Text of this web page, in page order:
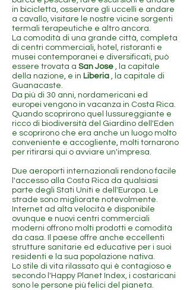
in bicicletta, osservare gli uccelli e andare
a cavallo, visitare le nostre vicine sorgenti
termali terapeutiche e altro ancora.
La comodità di una grande città, completa
di centri commerciali, hotel, ristoranti e
musei contemporanei e diversificati, può
essere trovata a San Jose , la capitale
della nazione, e in Liberia , la capitale di
Guanacaste.
Da più di 30 anni, nordamericani ed
europei vengono in vacanza in Costa Rica.
Quando scoprirono quel lussureggiante e
ricco di biodiversità del Giardino dell'Eden
e scoprirono che era anche un luogo molto
conveniente e accogliente, molti tornarono
per ritirarsi qui o avviare un'impresa.
Due aeroporti internazionali rendono facile
l'accesso alla Costa Rica da qualsiasi
parte degli Stati Uniti e dell'Europa. Le
strade sono migliorate notevolmente.
Internet ad alta velocità è disponibile
ovunque e nuovi centri commerciali
moderni offrono molti prodotti e comodità
da casa. Il paese offre anche eccellenti
strutture sanitarie ed educative per i suoi
residenti e la sua popolazione nativa.
Lo stile di vita rilassato qui è contagioso e
secondo l'Happy Planet Index, i costaricani
sono le persone più felici del pianeta.